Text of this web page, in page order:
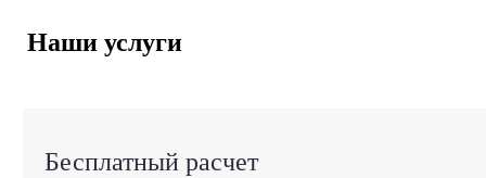
Наши услуги
Бесплатный расчет